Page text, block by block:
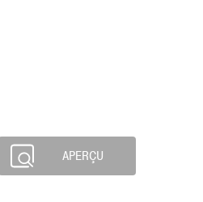
APERÇU